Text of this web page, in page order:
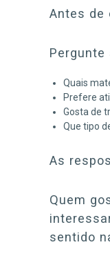
Antes de
Pergunte
Quais
Prefere
Gosta de
Que tipo
As
Quem
sentido